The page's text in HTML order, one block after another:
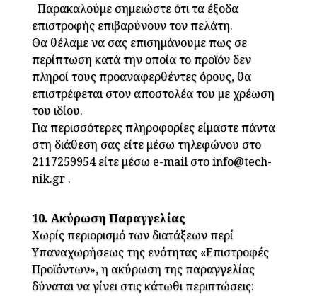
Παρακαλούμε σημειώστε ότι τα έξοδα
επιστροφής επιβαρύνουν τον πελάτη.
Θα θέλαμε να σας επισημάνουμε πως σε
περίπτωση κατά την οποία το προϊόν δεν
πληροί τους προαναφερθέντες όρους, θα
επιστρέφεται στον αποστολέα του με χρέωση
του ιδίου.
Για περισσότερες πληροφορίες είμαστε πάντα
στη διάθεση σας είτε μέσω τηλεφώνου στο
2117259954 είτε μέσω e-mail στο info@tech-
nik.gr .
10. Ακύρωση Παραγγελίας
Χωρίς περιορισμό των διατάξεων περί
Υπαναχωρήσεως της ενότητας «Επιστροφές
Προϊόντων», η ακύρωση της παραγγελίας
δύναται να γίνει στις κάτωθι περιπτώσεις: